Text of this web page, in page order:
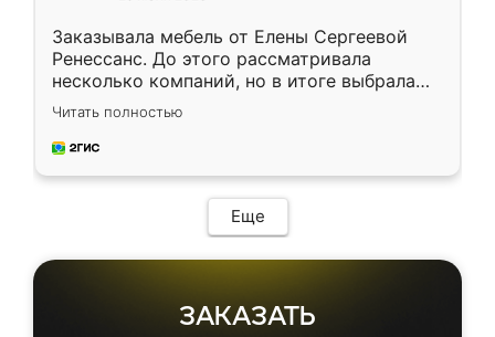
Заказывала мебель от Елены Сергеевой
Ренессанс. До этого рассматривала
несколько компаний, но в итоге выбрала
эту. Сначала обговорили условия, потом
приехал замерщик, всё спокойно объяснил
и снял размеры. Изготовили в срок, с
мебель сразу встала на свое место без
каких-либо доработок. Качеством осталась
довольна, все выглядит так, как и ожидала.
Читать полностью
Еще
ЗАКАЗАТЬ